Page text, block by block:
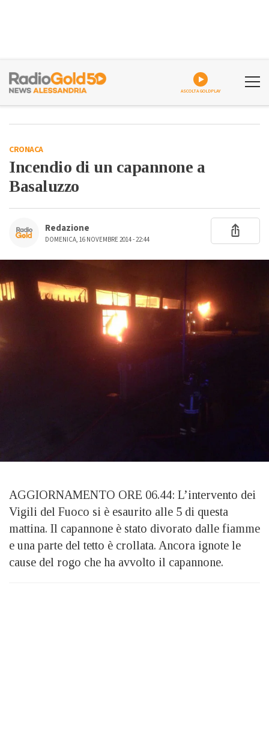
ASCOLTA GOLDPLAY
CRONACA
Incendio di un capannone a
Basaluzzo
Redazione
DOMENICA, 16 NOVEMBRE 2014 - 22:44
AGGIORNAMENTO ORE 06.44: L’intervento dei
Vigili del Fuoco si è esaurito alle 5 di questa
mattina. Il capannone è stato divorato dalle fiamme
e una parte del tetto è crollata. Ancora ignote le
cause del rogo che ha avvolto il capannone.